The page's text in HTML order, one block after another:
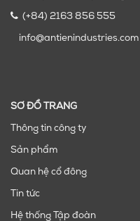
(+84) 2163 856 555
info@antienindustries.com
SƠ ĐỒ TRANG
Thông tin công ty
Sản phẩm
Quan hệ cổ đông
Tin tức
Hệ thống Tập đoàn